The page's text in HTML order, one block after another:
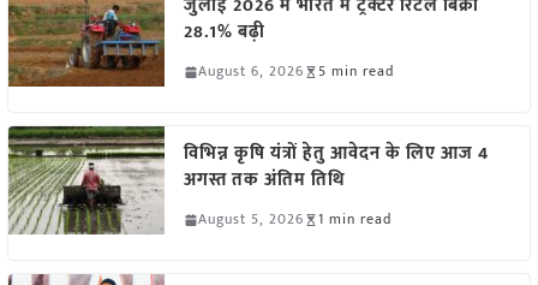
28.1% बढ़ी
August 6, 2026 5 min read
विभिन्न कृषि यंत्रों हेतु आवेदन के लिए आज 4
अगस्त तक अंतिम तिथि
August 5, 2026 1 min read